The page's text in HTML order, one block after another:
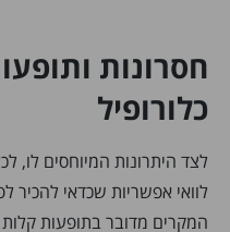
חסרונות
כלורופיל
לצד היתרונות המיוחסים לו,
לוואי אפשריות שכדאי להכיר
המקרים מדובר בתופעות